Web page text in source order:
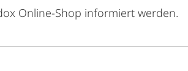
Online-Shop informiert werden.